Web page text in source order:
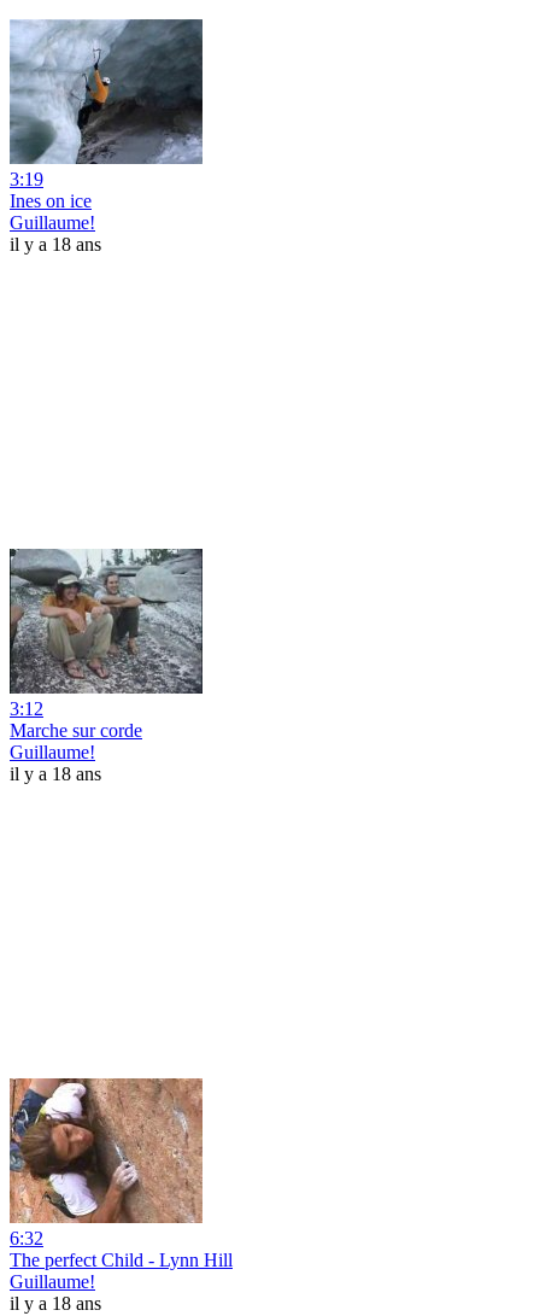
3:19
Ines on ice
Guillaume!
il y a 18 ans
3:12
Marche sur corde
Guillaume!
il y a 18 ans
6:32
The perfect Child - Lynn Hill
Guillaume!
il y a 18 ans